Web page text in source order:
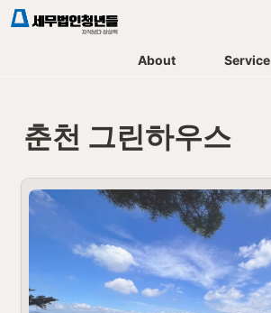
About Service
춘천 그린하우스